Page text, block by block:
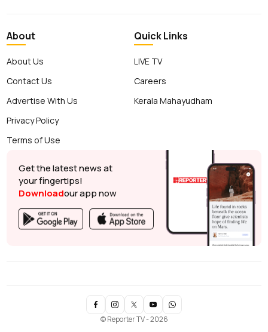
About
About Us
Contact Us
Advertise With Us
Privacy Policy
Terms of Use
Quick Links
LIVE TV
Careers
Kerala Mahayudham
Get the latest news at
your fingertips!
Downloadour app now
© Reporter TV - 2026